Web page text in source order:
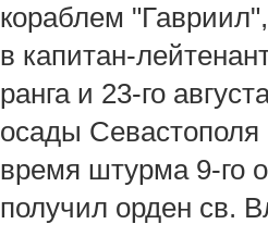
кораблем
в капитан-
ранга и 23-го
осады
время штурма 9-го
получил орден св.